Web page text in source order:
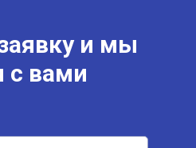
и мы
с вами